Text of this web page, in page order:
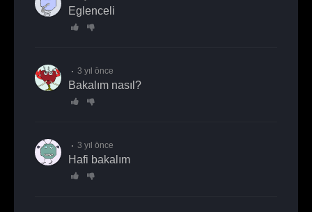
eglenceli
3 yıl önce
Bakalım nasıl?
3 yıl önce
Hafi bakalım